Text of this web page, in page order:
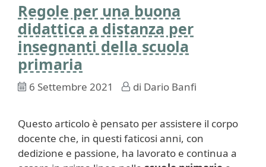
Regole per una buona
didattica a distanza per
insegnanti della scuola
primaria
6 Settembre 2021 di Dario Banfi
Questo articolo è pensato per assistere il corpo
docente che, in questi faticosi anni, con
dedizione e passione, ha lavorato e continua a